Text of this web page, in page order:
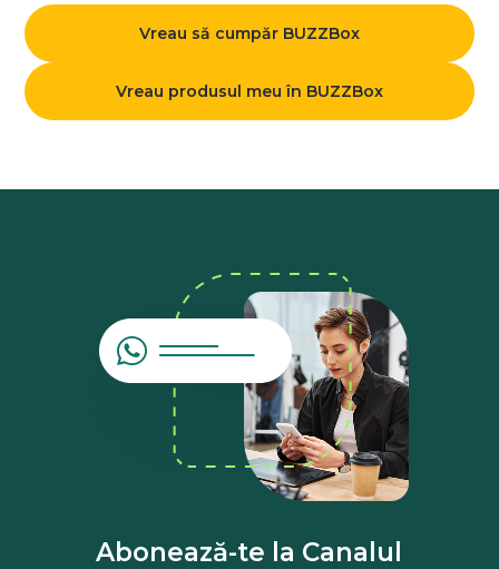
Vreau să cumpăr BUZZBox
Vreau produsul meu în BUZZBox
Abonează-te la Canalul